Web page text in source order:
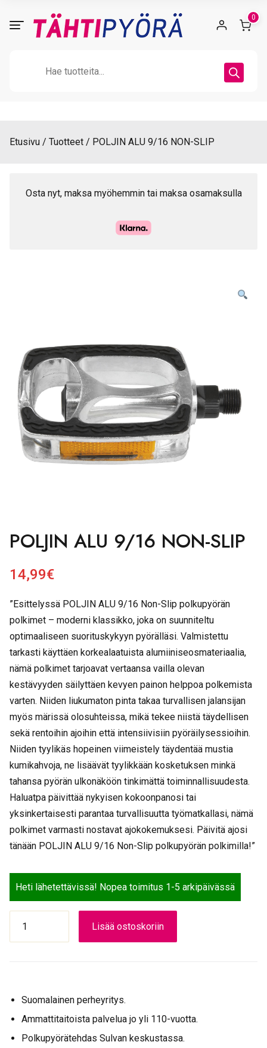
0
Etusivu Tuotteet POLJIN ALU 9/16 NON-SLIP
Osta nyt, maksa myöhemmin tai maksa osamaksulla
POLJIN ALU 9/16 NON-SLIP
14,99€
”Esittelyssä POLJIN ALU 9/16 Non-Slip polkupyörän
polkimet – moderni klassikko, joka on suunniteltu
optimaaliseen suorituskykyyn pyörälläsi. Valmistettu
tarkasti käyttäen korkealaatuista alumiiniseosmateriaalia,
nämä polkimet tarjoavat vertaansa vailla olevan
kestävyyden säilyttäen kevyen painon helppoa polkemista
varten. Niiden liukumaton pinta takaa turvallisen jalansijan
myös märissä olosuhteissa, mikä tekee niistä täydellisen
sekä rentoihin ajoihin että intensiivisiin pyöräilysessioihin.
Niiden tyylikäs hopeinen viimeistely täydentää mustia
kumikahvoja, ne lisäävät tyylikkään kosketuksen minkä
tahansa pyörän ulkonäköön tinkimättä toiminnallisuudesta.
Haluatpa päivittää nykyisen kokoonpanosi tai
yksinkertaisesti parantaa turvallisuutta työmatkallasi, nämä
polkimet varmasti nostavat ajokokemuksesi. Päivitä ajosi
tänään POLJIN ALU 9/16 Non-Slip polkupyörän polkimilla!”
Heti lähetettävissä! Nopea toimitus 1-5 arkipäivässä
ALU
9/16
Lisää ostoskoriin
Suomalainen perheyritys.
Ammattitaitoista palvelua jo yli 110-vuotta.
Polkupyörätehdas Sulvan keskustassa.